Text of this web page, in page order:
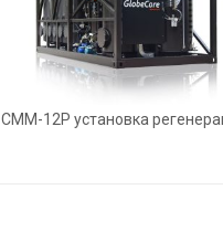
СММ-12Р установка